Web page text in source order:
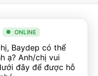
ONLINE
Baydep có thể
ạ? Anh/chị vui
đây để được hỗ